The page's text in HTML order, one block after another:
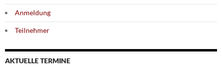
Anmeldung
Teilnehmer
AKTUELLE TERMINE